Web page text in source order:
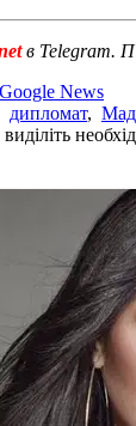
в Telegram.
News
дипломат,